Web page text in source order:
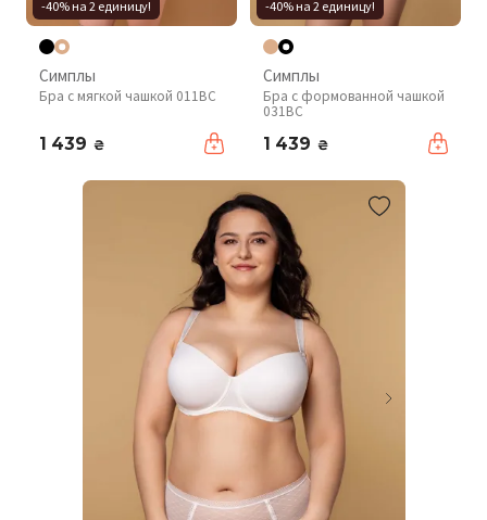
-40% на 2 единицу!
Симплы
Бра с мягкой чашкой 011BC
1 439 ₴
-40% на 2 единицу!
Симплы
Бра с формованной чашкой
031BC
1 439 ₴